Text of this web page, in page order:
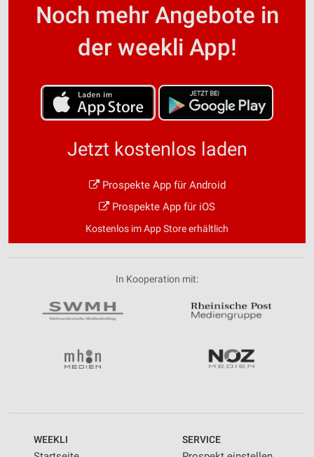
Noch mehr Angebote in
der weekli App!
Jetzt kostenlos laden
Prospekte App für Android
Prospekte App für iOS
Kostenlos im App Store erhältlich
In Kooperation mit:
WEEKLI SERVICE